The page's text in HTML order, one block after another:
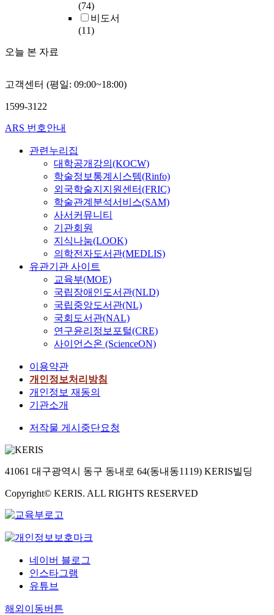
(74)
비도서
(11)
오늘 본 자료
고객센터 (평일: 09:00~18:00)
1599-3122
ARS 번호안내
관련누리집
대학공개강의(KOCW)
학술정보통계시스템(Rinfo)
외국학술지지원센터(FRIC)
학술관계분석서비스(SAM)
사서커뮤니티
기관회원
지식나눔(LOOK)
의학전자도서관(MEDLIS)
유관기관 사이트
교육부(MOE)
국립장애인도서관(NLD)
국립중앙도서관(NL)
국회도서관(NAL)
연구윤리정보포털(CRE)
사이언스온 (ScienceON)
이용약관
개인정보처리방침
개인정보 재동의
기관소개
저작물 게시중단요청
41061 대구광역시 동구 동내로 64(동내동1119) KERIS빌딩
Copyright© KERIS. ALL RIGHTS RESERVED
네이버 블로그
인스타그램
유튜브
해외이동버튼